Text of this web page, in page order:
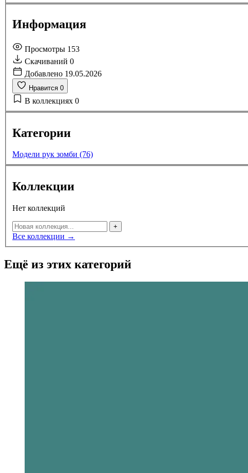
Информация
Просмотры 153
Скачиваний 0
Добавлено 19.05.2026
Нравится 0
В коллекциях 0
Категории
Модели рук зомби (76)
Коллекции
Нет коллекций
+
Все коллекции →
Ещё из этих категорий